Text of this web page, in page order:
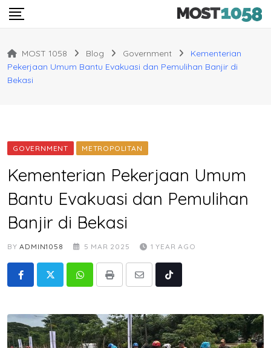
Skip
MOST 1058 Blog Government
Kementerian
Pekerjaan Umum Bantu Evakuasi dan Pemulihan Banjir di
Bekasi
GOVERNMENT METROPOLITAN
Kementerian Pekerjaan Umum
Bantu Evakuasi dan Pemulihan
Banjir di Bekasi
BYADMIN1058 5 MAR 2025 1 YEAR AGO
WhatsappPrint
Share
Tiktok